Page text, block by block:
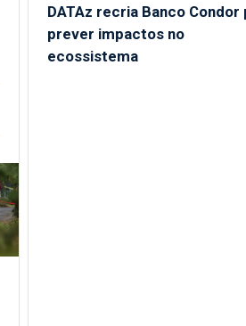
DATAz recria Banco Condor
prever impactos no
ecossistema